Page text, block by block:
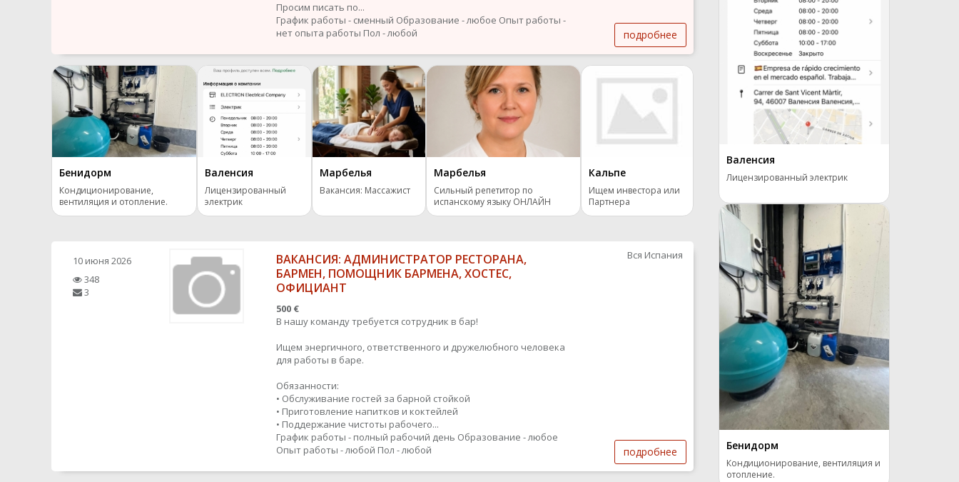
Просим писать по...
График работы - сменный Образование - любое Опыт работы -
нет опыта работы Пол - любой подробнее
Бенидорм
Кондиционирование,
вентиляция и отопление.
Валенсия
Лицензированный
электрик
Марбелья
Вакансия: Массажист
Марбелья
Сильный репетитор по
испанскому языку ОНЛАЙН
Кальпе
Ищем инвестора или
Партнера
10 июня 2026
348
3
ВАКАНСИЯ: АДМИНИСТРАТОР РЕСТОРАНА,
БАРМЕН, ПОМОЩНИК БАРМЕНА, ХОСТЕС,
ОФИЦИАНТ
500 €
В нашу команду требуется сотрудник в бар!
Ищем энергичного, ответственного и дружелюбного человека
для работы в баре.
Обязанности:
• Обслуживание гостей за барной стойкой
• Приготовление напитков и коктейлей
• Поддержание чистоты рабочего...
График работы - полный рабочий день Образование - любое
Опыт работы - любой Пол - любой
Вся Испания
подробнее
Валенсия
Лицензированный электрик
Бенидорм
Кондиционирование, вентиляция и
отопление.